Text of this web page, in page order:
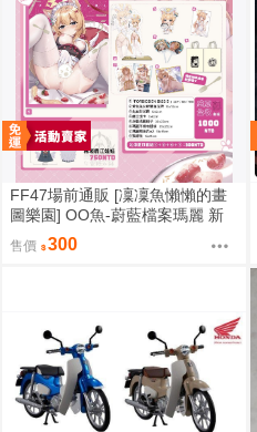
FF47場前通販 [凜凜魚懶懶的畫
圖樂園] OO魚-蔚藍檔案瑪麗 新
刊｜立牌｜套組｜透卡｜色紙
［箱庭交響曲-通販］
售價 300